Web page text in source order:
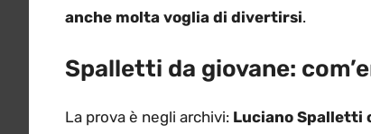
anche molta voglia di divertirsi.
Spalletti da giovane:
La prova è negli archivi: Luciano Spalletti